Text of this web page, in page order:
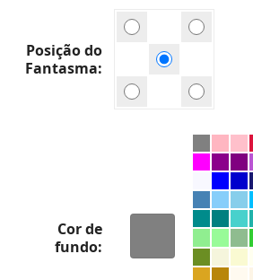
Posição do
Fantasma
Cor de
fundo